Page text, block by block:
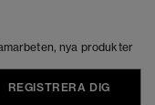
nya produkter
REGISTRERA DIG